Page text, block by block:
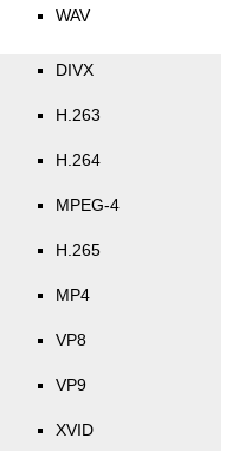
WAV
DIVX
H.263
H.264
MPEG-4
H.265
MP4
VP8
VP9
XVID